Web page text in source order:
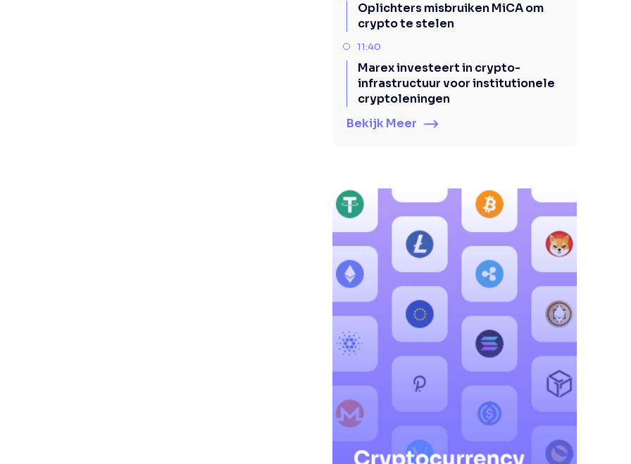
Oplichters misbruiken MiCA om
crypto te stelen
11:40
Marex investeert in crypto-
infrastructuur voor institutionele
cryptoleningen
Bekijk Meer